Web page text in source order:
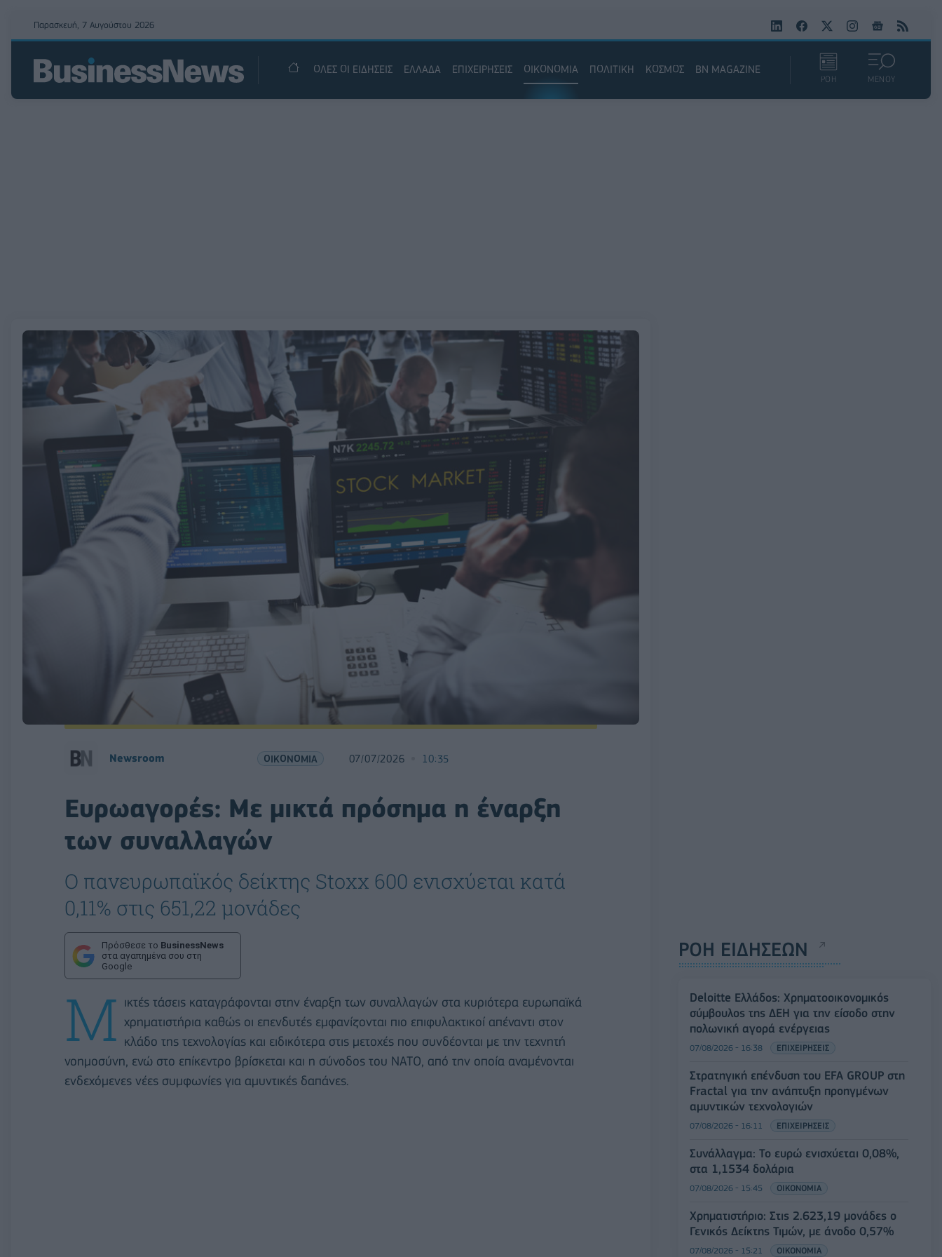
Παρασκευή, 7 Αυγούστου 2026
ΟΛΕΣ ΟΙ ΕΙΔΗΣΕΙΣ ΕΛΛΑΔΑ ΕΠΙΧΕΙΡΗΣΕΙΣ ΟΙΚΟΝΟΜΙΑ ΠΟΛΙΤΙΚΗ ΚΟΣΜΟΣ BN MAGAZINE
ΡΟΗ ΜΕΝΟΥ
Νewsroom ΟΙΚΟΝΟΜΙΑ 07/07/2026 10:35
Ευρωαγορές: Με μικτά πρόσημα η έναρξη
των συναλλαγών
Ο πανευρωπαϊκός δείκτης Stoxx 600 ενισχύεται κατά
0,11% στις 651,22 μονάδες
Πρόσθεσε το BusinessNews
στα αγαπημένα σου στη
Google
Μ ικτές τάσεις καταγράφονται στην έναρξη των συναλλαγών στα κυριότερα ευρωπαϊκά
χρηματιστήρια καθώς οι επενδυτές εμφανίζονται πιο επιφυλακτικοί απέναντι στον
κλάδο της τεχνολογίας και ειδικότερα στις μετοχές που συνδέονται με την τεχνητή
νοημοσύνη, ενώ στο επίκεντρο βρίσκεται και η σύνοδος του ΝΑΤΟ, από την οποία αναμένονται
ενδεχόμενες νέες συμφωνίες για αμυντικές δαπάνες.
ΡΟΗ ΕΙΔΗΣΕΩΝ
Deloitte Ελλάδος: Χρηματοοικονομικός
σύμβουλος της ΔΕΗ για την είσοδο στην
πολωνική αγορά ενέργειας
07/08/2026 - 16:38 ΕΠΙΧΕΙΡΗΣΕΙΣ
Στρατηγική επένδυση του EFA GROUP στη
Fractal για την ανάπτυξη προηγμένων
αμυντικών τεχνολογιών
07/08/2026 - 16:11 ΕΠΙΧΕΙΡΗΣΕΙΣ
Συνάλλαγμα: Το ευρώ ενισχύεται 0,08%,
στα 1,1534 δολάρια
07/08/2026 - 15:45 ΟΙΚΟΝΟΜΙΑ
Χρηματιστήριο: Στις 2.623,19 μονάδες ο
Γενικός Δείκτης Τιμών, με άνοδο 0,57%
07/08/2026 - 15:21 ΟΙΚΟΝΟΜΙΑ